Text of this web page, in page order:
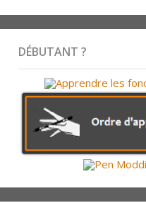
DÉBUTANT ?